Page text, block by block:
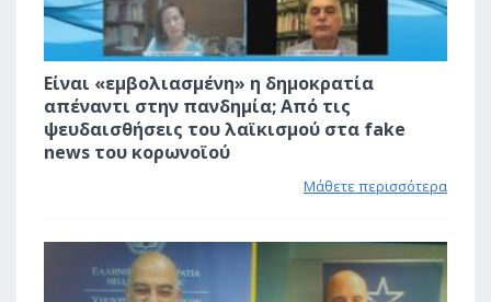
Είναι «εμβολιασμένη» η δημοκρατία
απέναντι στην πανδημία; Από τις
ψευδαισθήσεις του λαϊκισμού στα fake
news του κορωνοϊού
Μάθετε περισσότερα